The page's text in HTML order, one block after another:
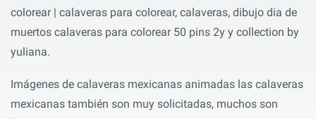
colorear | calaveras para colorear, calaveras, dibujo dia de
muertos calaveras para colorear 50 pins 2y y collection by
yuliana.
Imágenes de calaveras mexicanas animadas las calaveras
mexicanas también son muy solicitadas, muchos son